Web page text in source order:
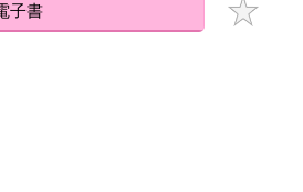
口就討論意見相左的主題，最好是一
果可能的話，請一再強調雙方都在追
堂所購買的電子書僅能以金石堂專屬
子書